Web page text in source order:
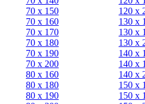
70 х 150
70 х 160
70 х 170
70 х 180
70 х 190
70 х 200
80 х 160
80 х 180
80 x 190
120 х
130 х
130 х
130 х
140 х
140 х
140 х
150 х
150 х